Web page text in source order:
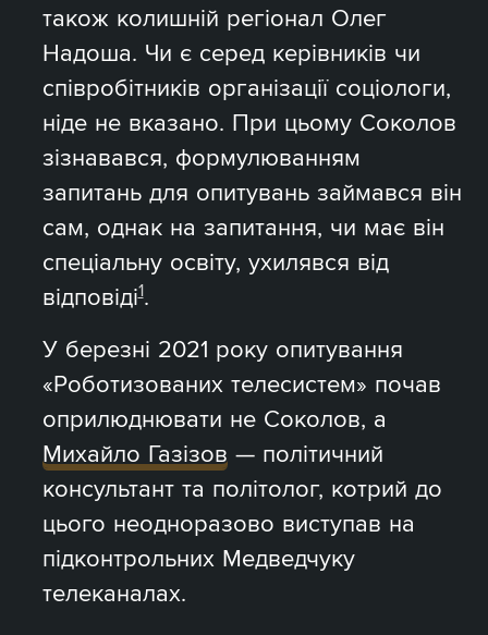
також колишній регіонал Олег
Надоша. Чи є серед керівників чи
співробітників організації соціологи,
ніде не вказано. При цьому Соколов
зізнавався, формулюванням
запитань для опитувань займався він
сам, однак на запитання, чи має він
спеціальну освіту, ухилявся від
відповіді1.
У березні 2021 року опитування
«Роботизованих телесистем» почав
оприлюднювати не Соколов, а
Михайло Газізов — політичний
консультант та політолог, котрий до
цього неодноразово виступав на
підконтрольних Медведчуку
телеканалах.